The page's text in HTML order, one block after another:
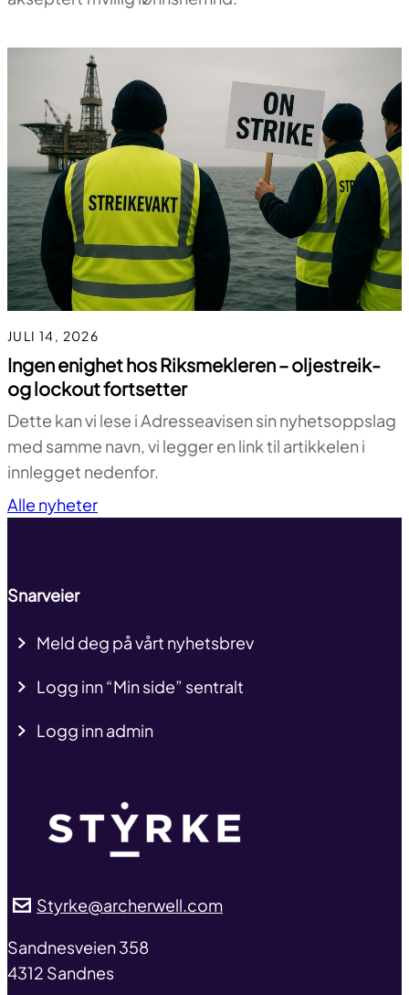
JULI 14, 2026
Ingen enighet hos Riksmekleren – oljestreik-
og lockout fortsetter
Dette kan vi lese i Adresseavisen sin nyhetsoppslag
med samme navn, vi legger en link til artikkelen i
innlegget nedenfor.
Alle nyheter
Snarveier
Meld deg på vårt nyhetsbrev
Logg inn “Min side” sentralt
Logg inn admin
Styrke@archerwell.com
address
Sandnesveien 358
4312 Sandnes